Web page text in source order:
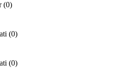
(0)
(0)
(0)